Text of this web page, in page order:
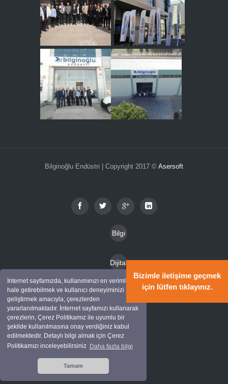
İnternet sayfamızda, kullanımınızı en verimli
hale getirebilmek ve kullanıcı deneyiminizi
geliştirmek amacıyla; çerezlerden
yararlanılmaktadır. İnternet sayfamızı kullanarak
çerezlerin, Çerez Politikamız ile uyumlu bir
şekilde kullanılmasına onay verdiğiniz kabul
edilmektedir. Detaylı bilgi almak için Çerez
Politikamızı inceleyebilirsiniz Daha fazla bilgi
Tamam
Bizimle iletişime geçmek
için lütfen tıklayınız.
Bilginoğlu Endüstri | Copyright 2017 © Asersoft
Bilgi
mu
Hizm
etleri
Dijital
Katal
Kam
pany
alar
Mark
alar
İletişi